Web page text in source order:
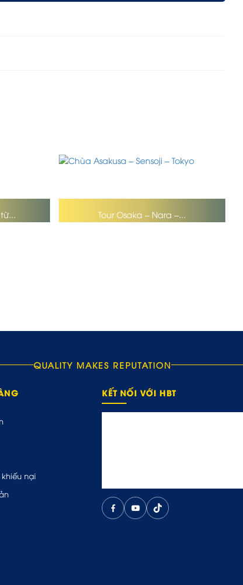
Tour Osaka – Nara –...
QUALITY MAKES REPUTATION
nại
KẾT NỐI VỚI HBT